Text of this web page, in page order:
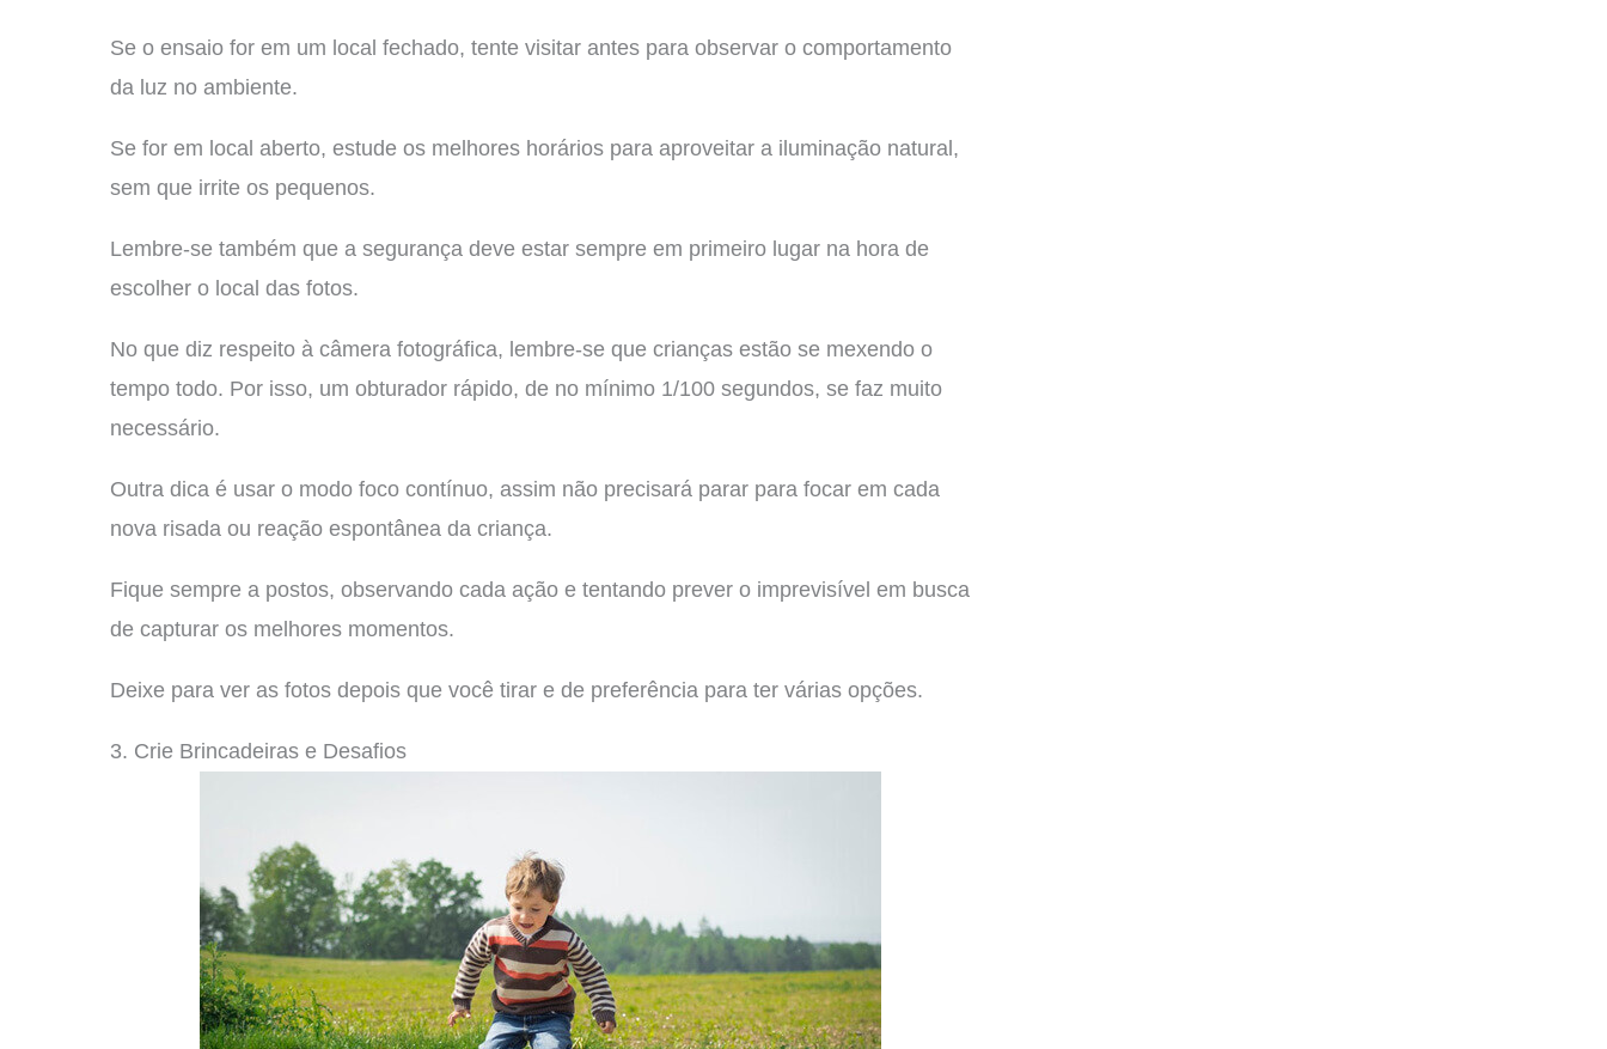
Se o ensaio for em um local fechado, tente visitar antes para observar o comportamento
da luz no ambiente.
Se for em local aberto, estude os melhores horários para aproveitar a iluminação natural,
sem que irrite os pequenos.
Lembre-se também que a segurança deve estar sempre em primeiro lugar na hora de
escolher o local das fotos.
No que diz respeito à câmera fotográfica, lembre-se que crianças estão se mexendo o
tempo todo. Por isso, um obturador rápido, de no mínimo 1/100 segundos, se faz muito
necessário.
Outra dica é usar o modo foco contínuo, assim não precisará parar para focar em cada
nova risada ou reação espontânea da criança.
Fique sempre a postos, observando cada ação e tentando prever o imprevisível em busca
de capturar os melhores momentos.
Deixe para ver as fotos depois que você tirar e de preferência para ter várias opções.
3. Crie Brincadeiras e Desafios